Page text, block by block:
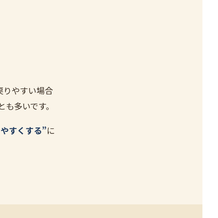
りやすい場合
多いです。
すくする”に